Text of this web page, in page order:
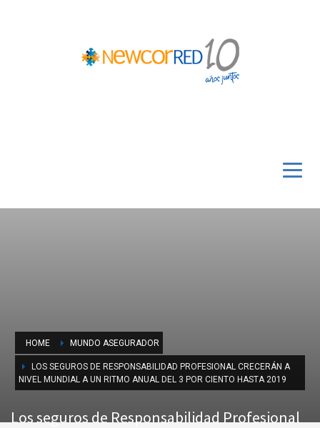
HOME MUNDO ASEGURADOR
LOS SEGUROS DE RESPONSABILIDAD PROFESIONAL CRECERÁN A
NIVEL MUNDIAL A UN RITMO ANUAL DEL 3 POR CIENTO HASTA 2019
Los seguros de Responsabilidad Profesional